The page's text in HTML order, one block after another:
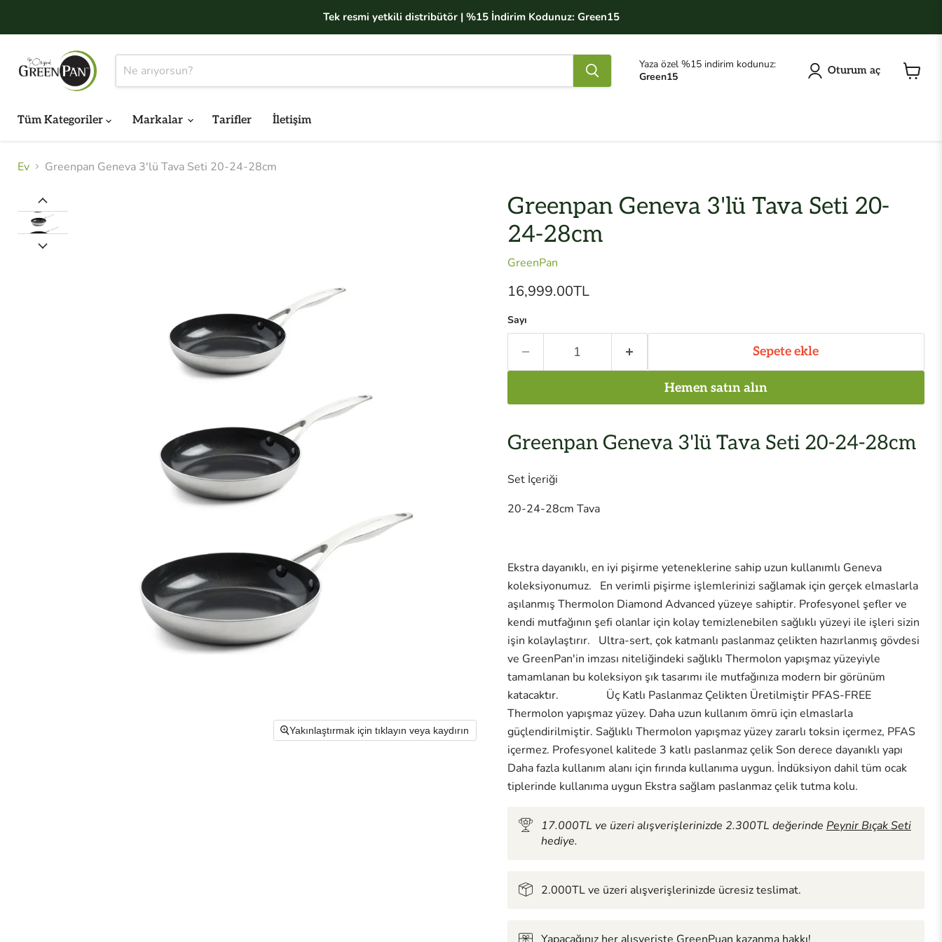
Tek resmi yetkili distribütör | %15 İndirim Kodunuz: Green15
Yaza özel %15 indirim kodunuz:
Green15
Oturum aç
Tüm Kategoriler Markalar Tarifler İletişim
Ev Greenpan Geneva 3'lü Tava Seti 20-24-28cm
Yakınlaştırmak için tıklayın veya kaydırın Yakınlaştırmak için tıklayın veya kaydırın
Greenpan Geneva 3'lü Tava Seti 20-
24-28cm
GreenPan
Mevcut fiyat
16,999.00TL
Sayı
Sepete ekle
Hemen satın alın
Greenpan Geneva 3'lü Tava Seti 20-24-28cm
Set İçeriği
20-24-28cm Tava
Ekstra dayanıklı, en iyi pişirme yeteneklerine sahip uzun kullanımlı Geneva
koleksiyonumuz. En verimli pişirme işlemlerinizi sağlamak için gerçek elmaslarla
aşılanmış Thermolon Diamond Advanced yüzeye sahiptir. Profesyonel şefler ve
kendi mutfağının şefi olanlar için kolay temizlenebilen sağlıklı yüzeyi ile işleri sizin
işin kolaylaştırır. Ultra-sert, çok katmanlı paslanmaz çelikten hazırlanmış gövdesi
ve GreenPan'in imzası niteliğindeki sağlıklı Thermolon yapışmaz yüzeyiyle
tamamlanan bu koleksiyon şık tasarımı ile mutfağınıza modern bir görünüm
katacaktır. Üç Katlı Paslanmaz Çelikten Üretilmiştir PFAS-FREE
Thermolon yapışmaz yüzey. Daha uzun kullanım ömrü için elmaslarla
güçlendirilmiştir. Sağlıklı Thermolon yapışmaz yüzey zararlı toksin içermez, PFAS
içermez. Profesyonel kalitede 3 katlı paslanmaz çelik Son derece dayanıklı yapı
Daha fazla kullanım alanı için fırında kullanıma uygun. İndüksiyon dahil tüm ocak
tiplerinde kullanıma uygun Ekstra sağlam paslanmaz çelik tutma kolu.
17.000TL ve üzeri alışverişlerinizde 2.300TL değerinde Peynir Bıçak Seti
hediye.
2.000TL ve üzeri alışverişlerinizde ücresiz teslimat.